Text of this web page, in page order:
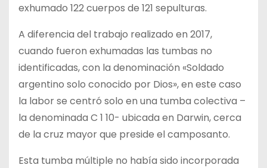
exhumado 122 cuerpos de 121 sepulturas.
A diferencia del trabajo realizado en 2017,
cuando fueron exhumadas las tumbas no
identificadas, con la denominación «Soldado
argentino solo conocido por Dios», en este caso
la labor se centró solo en una tumba colectiva –
la denominada C 1 10- ubicada en Darwin, cerca
de la cruz mayor que preside el camposanto.
Esta tumba múltiple no había sido incorporada